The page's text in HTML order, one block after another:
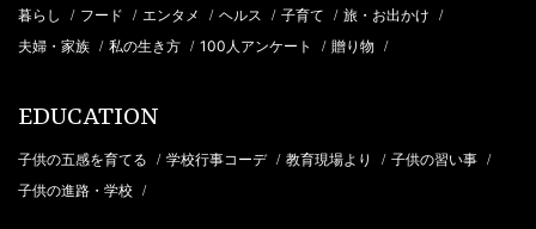
暮らし / フード / エンタメ / ヘルス / 子育て / 旅・お出かけ /
夫婦・家族 / 私の生き方 / 100人アンケート / 贈り物 /
EDUCATION
子供の五感を育てる / 学校行事コーデ / 教育現場より / 子供の習い事 /
子供の進路・学校 /